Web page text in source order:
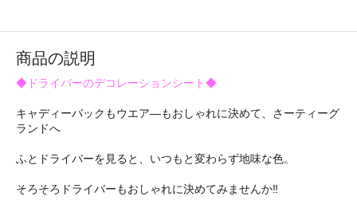
商品の説明
◆ドライバーのデコレーションシート◆
キャディーバックもウエア―もおしゃれに決めて、さーティーグ
ランドへ
ふとドライバーを見ると、いつもと変わらず地味な色。
そろそろドライバーもおしゃれに決めてみませんか‼